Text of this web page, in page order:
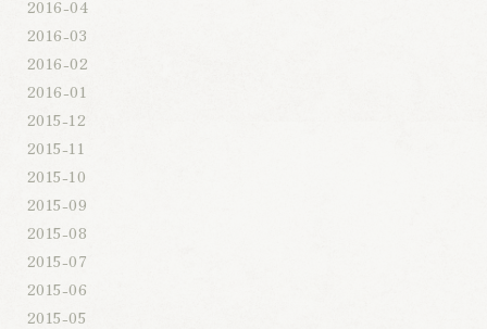
2016-04
2016-03
2016-02
2016-01
2015-12
2015-11
2015-10
2015-09
2015-08
2015-07
2015-06
2015-05